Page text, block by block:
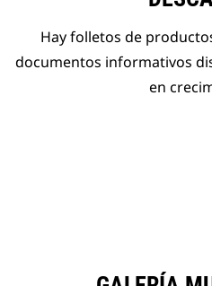
Hay folletos de
documentos informativos
en